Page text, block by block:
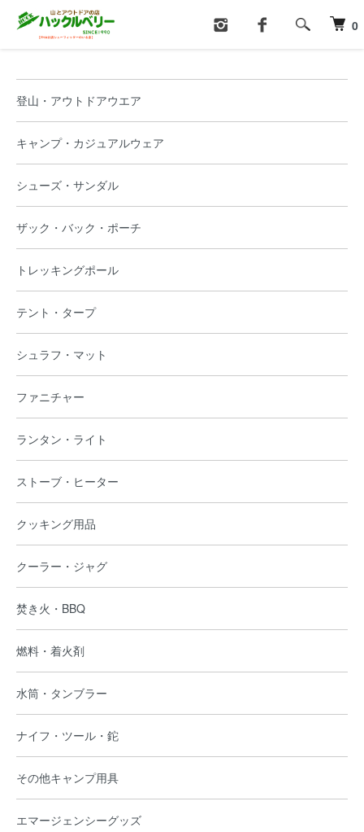
0
ホーム カテゴリー一覧
登山・アウトドアウエア
キャンプ・カジュアルウェア
シューズ・サンダル
ザック・バック・ポーチ
トレッキングポール
テント・タープ
シュラフ・マット
ファニチャー
ランタン・ライト
ストーブ・ヒーター
クッキング用品
クーラー・ジャグ
焚き火・BBQ
燃料・着火剤
水筒・タンブラー
ナイフ・ツール・鉈
その他キャンプ用具
エマージェンシーグッズ